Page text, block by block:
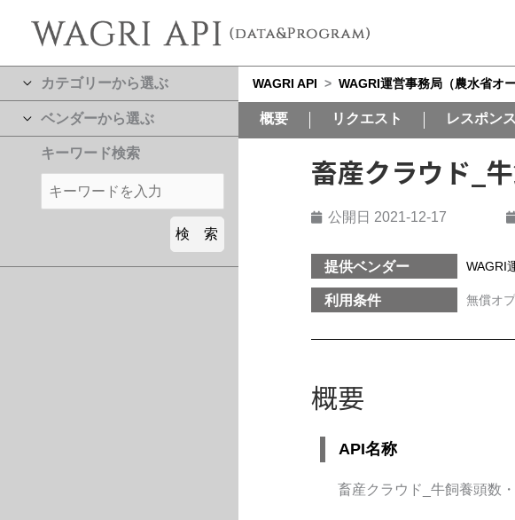
カテゴリーから選ぶ
ベンダーから選ぶ
キーワード検索
WAGRI API > WAGRI運営事務局（農水省オ
概要 リクエスト レスポンス
畜産クラウド_
公開日 2021-12-17
提供ベンダー WAGRI
利用条件 無償オ
概要
API名称
畜産クラウド_牛飼養頭数